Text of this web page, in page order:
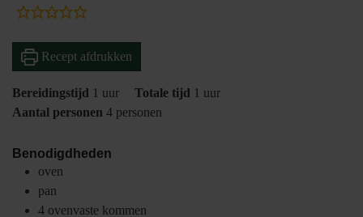
Recept afdrukken
Bereidingstijd 1 uur
uur Totale tijd 1 uur
uur
Aantal personen 4 personen
Benodigdheden
oven
pan
4 ovenvaste kommen